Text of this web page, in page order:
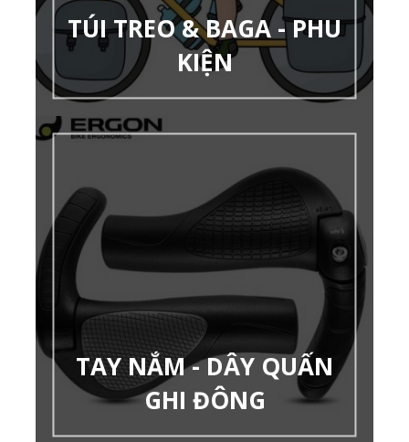
TÚI TREO & BAGA - PHU
KIỆN
TAY NẮM - DÂY QUẤN
GHI ĐÔNG